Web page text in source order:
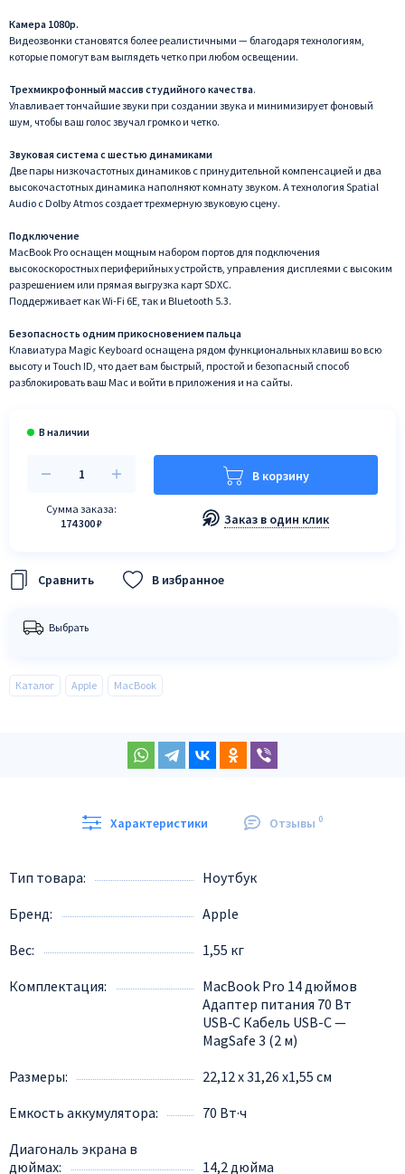
Камера 1080p.
Видеозвонки становятся более реалистичными — благодаря технологиям,
которые помогут вам выглядеть четко при любом освещении.
Трехмикрофонный массив студийного качества.
Улавливает тончайшие звуки при создании звука и минимизирует фоновый
шум, чтобы ваш голос звучал громко и четко.
Звуковая система с шестью динамиками
Две пары низкочастотных динамиков с принудительной компенсацией и два
высокочастотных динамика наполняют комнату звуком. А технология Spatial
Audio с Dolby Atmos создает трехмерную звуковую сцену.
Подключение
MacBook Pro оснащен мощным набором портов для подключения
высокоскоростных периферийных устройств, управления дисплеями с высоким
разрешением или прямая выгрузка карт SDXC.
Поддерживает как Wi-Fi 6E, так и Bluetooth 5.3.
Безопасность одним прикосновением пальца
Клавиатура Magic Keyboard оснащена рядом функциональных клавиш во всю
высоту и Touch ID, что дает вам быстрый, простой и безопасный способ
разблокировать ваш Mac и войти в приложения и на сайты.
Сумма заказа:
174 300 ₽
В корзину
Заказ в один клик
В избранное
Выбрать
Каталог Apple MacBook
Характеристики Отзывы 0
Тип товара
Ноутбук
Бренд
Apple
Вес
1,55 кг
Комплектация
MacBook Pro 14 дюймов
Адаптер питания 70 Вт
USB‑C Кабель USB-C —
MagSafe 3 (2 м)
Размеры
22,12 x 31,26 x1,55 см
Емкость аккумулятора
70 Вт·ч
Диагональ экрана в
дюймах
14,2 дюйма